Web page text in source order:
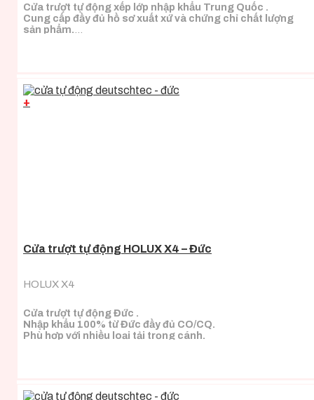
Cửa trượt tự động xếp lớp nhập khẩu Trung Quốc .
Cung cấp đầy đủ hồ sơ xuất xứ và chứng chỉ chất lượng
sản phẩm.
+
Cửa trượt tự động HOLUX X4 – Đức
HOLUX X4
Cửa trượt tự động Đức .
Nhập khẩu 100% từ Đức đầy đủ CO/CQ.
Phù hợp với nhiều loại tải trọng cánh.